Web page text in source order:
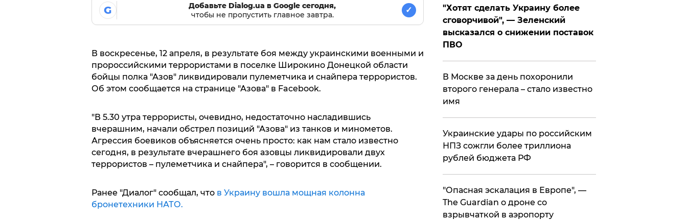
G
Добавьте Dialog.ua в Google сегодня,
чтобы не пропустить главное завтра.
✓
В воскресенье, 12 апреля, в результате боя между украинскими военными и
пророссийскими террористами в поселке Широкино Донецкой области
бойцы полка "Азов" ликвидировали пулеметчика и снайпера террористов.
Об этом сообщается на странице "Азова" в Facebook.
"В 5.30 утра террористы, очевидно, недостаточно насладившись
вчерашним, начали обстрел позиций "Азова" из танков и минометов.
Агрессия боевиков объясняется очень просто: как нам стало известно
сегодня, в результате вчерашнего боя азовцы ликвидировали двух
террористов – пулеметчика и снайпера", – говорится в сообщении.
Ранее "Диалог" сообщал, что в Украину вошла мощная колонна
бронетехники НАТО.
​"Хотят сделать Украину более
сговорчивой", — Зеленский
высказался о снижении поставок
ПВО
В Москве за день похоронили
второго генерала – стало известно
имя
Украинские удары по российским
НПЗ сожгли более триллиона
рублей бюджета РФ
"Опасная эскалация в Европе", —
The Guardian о дроне со
взрывчаткой в аэропорту